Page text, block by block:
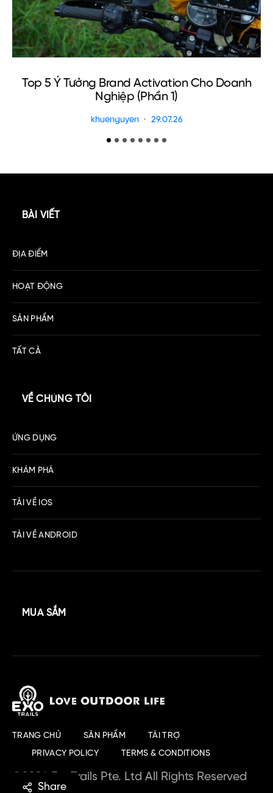
Top 5 Ý Tưởng Brand Activation Cho Doanh
Nghiệp (Phần 1)
khuenguyen 29.07.26
BÀI VIẾT
ĐỊA ĐIỂM
HOẠT ĐỘNG
SẢN PHẨM
TẤT CẢ
VỀ CHÚNG TÔI
ỨNG DỤNG
KHÁM PHÁ
TẢI VỀ IOS
TẢI VỀ ANDROID
MUA SẮM
TRANG CHỦ SẢN PHẨM TÀI TRỢ
PRIVACY POLICY TERMS & CONDITIONS
©2024 ExoTrails Pte. Ltd All Rights Reserved
Share